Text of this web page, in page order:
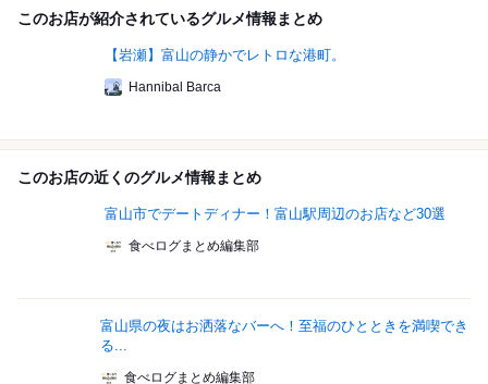
このお店が紹介されているグルメ情報まとめ
【岩瀬】富山の静かでレトロな港町。
Hannibal Barca
このお店の近くのグルメ情報まとめ
富山市でデートディナー！富山駅周辺のお店など30選
食べログまとめ編集部
富山県の夜はお洒落なバーへ！至福のひとときを満喫でき
る...
食べログまとめ編集部